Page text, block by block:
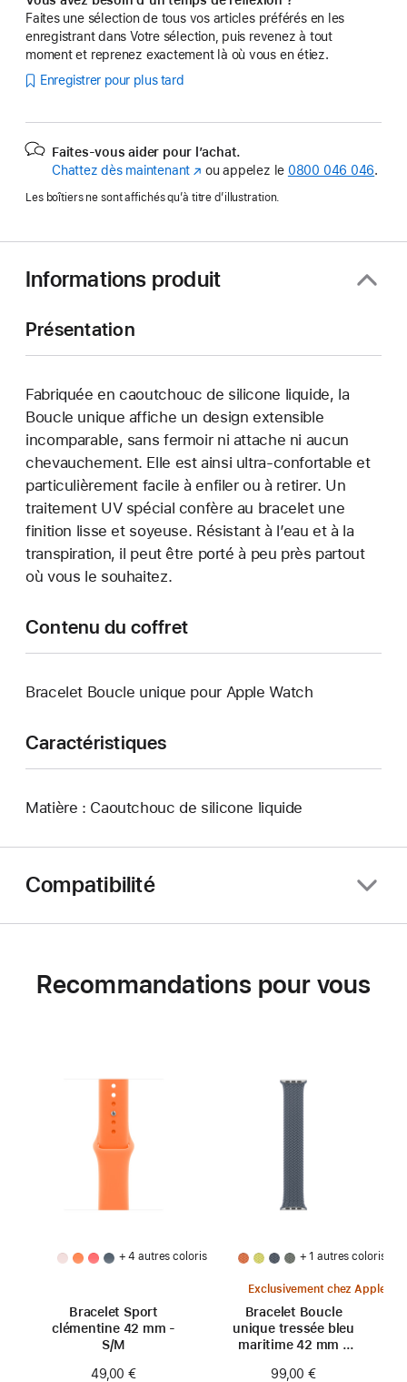
Faites une sélection de tous vos articles préférés en les
enregistrant dans Votre sélection, puis revenez à tout
moment et reprenez exactement là où vous en étiez.
Enregistrer pour plus tard
Faites-vous aider pour l’achat.
Chattez dès maintenant (s’ouvre
une
fenêtre)
ou appelez le 0800 046 046.
Les boîtiers ne sont affichés qu’à titre d’illustration.
Informations produit
Présentation
Fabriquée en caoutchouc de silicone liquide, la
Boucle unique affiche un design extensible
incomparable, sans fermoir ni attache ni aucun
chevauchement. Elle est ainsi ultra-confortable et
particulièrement facile à enfiler ou à retirer. Un
traitement UV spécial confère au bracelet une
finition lisse et soyeuse. Résistant à l’eau et à la
transpiration, il peut être porté à peu près partout
où vous le souhaitez.
Contenu du coffret
Bracelet Boucle unique pour Apple Watch
Caractéristiques
Matière : Caoutchouc de silicone liquide
Compatibilité
Recommandations pour vous
+ 4 autres coloris
Bracelet Sport
clémentine 42 mm -
S/M
49,00 €
+ 1 autres coloris
Exclusivement chez Apple
Bracelet Boucle
unique tressée bleu
maritime 42 mm -
99,00 €